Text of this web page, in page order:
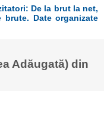
De la brut la net,
brute. Date organizate
Adăugată) din